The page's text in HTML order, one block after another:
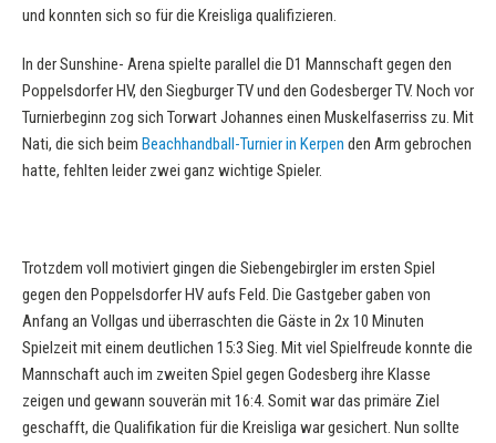
und konnten sich so für die Kreisliga qualifizieren.
In der Sunshine- Arena spielte parallel die D1 Mannschaft gegen den
Poppelsdorfer HV, den Siegburger TV und den Godesberger TV. Noch vor
Turnierbeginn zog sich Torwart Johannes einen Muskelfaserriss zu. Mit
Nati, die sich beim Beachhandball-Turnier in Kerpen den Arm gebrochen
hatte, fehlten leider zwei ganz wichtige Spieler.
Trotzdem voll motiviert gingen die Siebengebirgler im ersten Spiel
gegen den Poppelsdorfer HV aufs Feld. Die Gastgeber gaben von
Anfang an Vollgas und überraschten die Gäste in 2x 10 Minuten
Spielzeit mit einem deutlichen 15:3 Sieg. Mit viel Spielfreude konnte die
Mannschaft auch im zweiten Spiel gegen Godesberg ihre Klasse
zeigen und gewann souverän mit 16:4. Somit war das primäre Ziel
geschafft, die Qualifikation für die Kreisliga war gesichert. Nun sollte